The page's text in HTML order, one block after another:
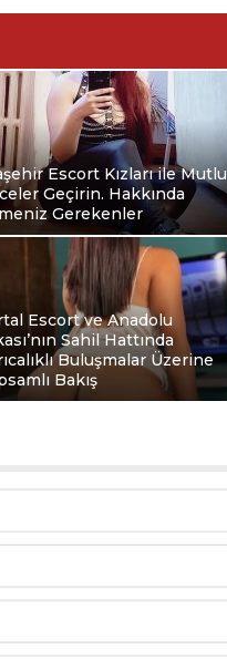
Escort Kızları ile Mutlu
Geçirin. Hakkında
Gerekenler
Escort ve Anadolu
Sahil Hattında
Buluşmalar Üzerine
Bakış